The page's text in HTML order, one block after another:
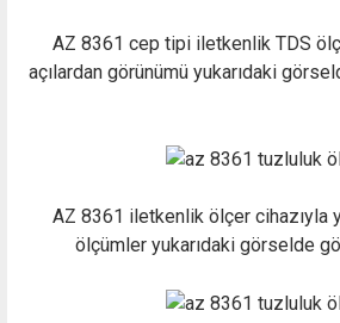
AZ 8361 cep tipi iletkenlik TDS
açılardan görünümü yukarıdaki
AZ 8361 iletkenlik ölçer cihazıyla
ölçümler yukarıdaki görselde